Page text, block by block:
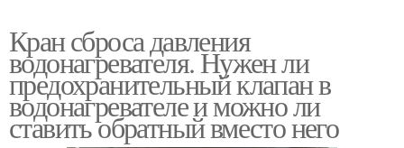
Кран сброса давления
водонагревателя. Нужен ли
предохранительный клапан в
водонагревателе и можно ли
ставить обратный вместо него